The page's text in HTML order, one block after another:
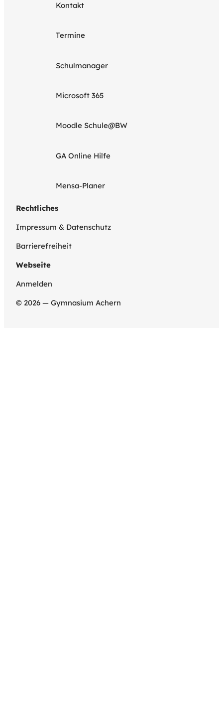
Kontakt
Termine
Schulmanager
Microsoft 365
Moodle Schule@BW
GA Online Hilfe
Mensa-Planer
Rechtliches
Impressum & Datenschutz
Barrierefreiheit
Webseite
Anmelden
© 2026 — Gymnasium Achern